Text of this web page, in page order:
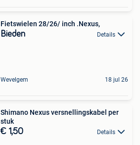
Fietswielen 28/26/ inch .Nexus,
Bieden Details
Wevelgem 18 jul 26
Shimano Nexus versnellingskabel per
stuk
€ 1,50 Details